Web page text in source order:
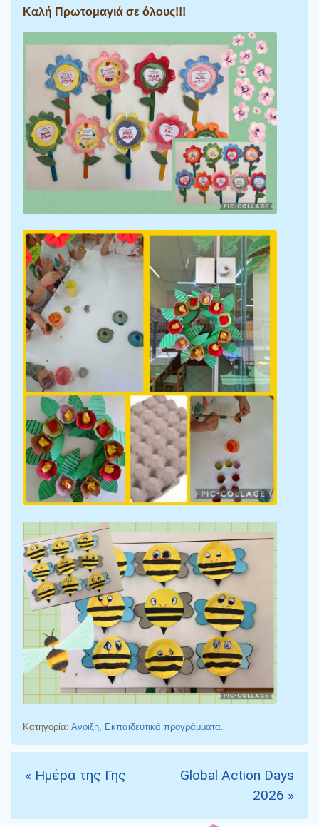
Καλή Πρωτομαγιά σε όλους!!!
Κατηγορία: Ανοιξη Εκπαιδευτικά προγράμματα
Πλοήγηση άρθρων
« Ημέρα της Γης
Global Αction Days
2026 »